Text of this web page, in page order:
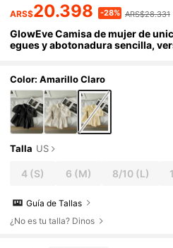
ARS$20.398 -28% ARS$28.331
GlowEve Camisa de mujer de
egues y abotonadura sencilla,
Color: Amarillo Claro
Talla US
4 (S) 6 (M) 8/10(L)
Guía de Tallas
¿No es tu talla? Dinos